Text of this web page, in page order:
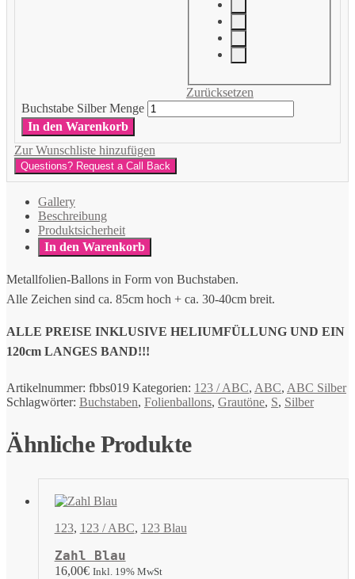
Zurücksetzen
Buchstabe Silber Menge
In den Warenkorb
Zur Wunschliste hinzufügen
Questions? Request a Call Back
Gallery
Beschreibung
Produktsicherheit
In den Warenkorb
Metallfolien-Ballons in Form von Buchstaben.
Alle Zeichen sind ca. 85cm hoch + ca. 30-40cm breit.
ALLE PREISE INKLUSIVE HELIUMFÜLLUNG UND EIN
120cm LANGES BAND!!!
Artikelnummer: fbbs019 Kategorien: 123 / ABC, ABC, ABC Silber
Schlagwörter: Buchstaben, Folienballons, Grautöne, S, Silber
Ähnliche Produkte
123, 123 / ABC, 123 Blau
Zahl Blau
16,00€ Inkl. 19% MwSt